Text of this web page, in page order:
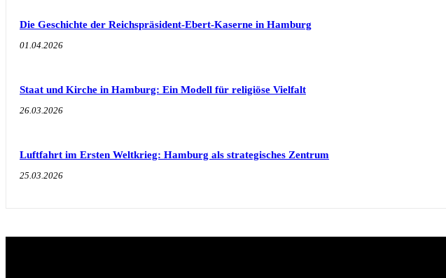
Die Geschichte der Reichspräsident-Ebert-Kaserne in Hamburg
01.04.2026
Staat und Kirche in Hamburg: Ein Modell für religiöse Vielfalt
26.03.2026
Luftfahrt im Ersten Weltkrieg: Hamburg als strategisches Zentrum
25.03.2026